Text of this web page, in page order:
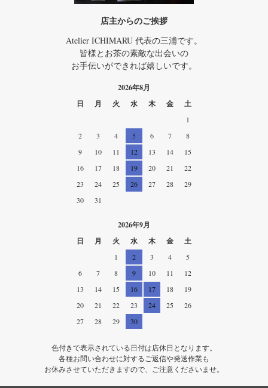
店主からのご挨拶
Atelier ICHIMARU 代表の三浦です。
皆様とお茶の素敵な出会いの
お手伝いができれば嬉しいです。
2026年8月
日
月 火 水 木 金 土
1
2
3 4 5 6 7
8
9
10 11 12 13 14
15
16
17 18 19 20 21
22
23
24 25 26 27 28
29
30
31
2026年9月
日
月 火 水 木 金 土
1 2 3 4
5
6
7 8 9 10 11
12
13
14 15 16 17 18
19
20
21 22 23 24 25
26
27
28 29 30
色付きで表示されている日付は店休日となります。
各種お問い合わせに対するご返信や発送作業も
お休みさせていただきますので、ご注意くださいませ。